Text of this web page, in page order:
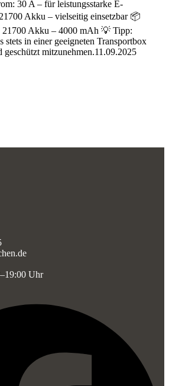
30 A – für leistungsstarke E-
Akku – vielseitig einsetzbar 📦
Akku – 4000 mAh 💡 Tipp:
stets in einer geeigneten Transportbox
geschützt mitzunehmen.11.09.2025
Uhr